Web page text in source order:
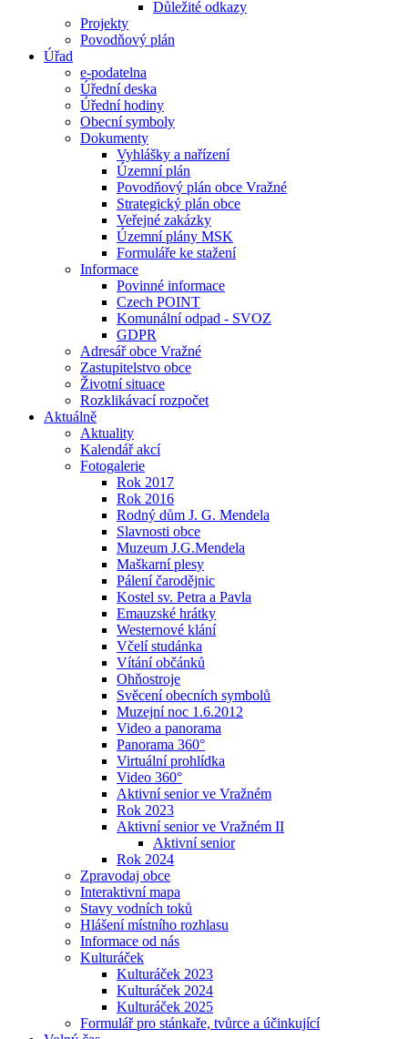
Důležité odkazy
Projekty
Povodňový plán
Úřad
e-podatelna
Úřední deska
Úřední hodiny
Obecní symboly
Dokumenty
Vyhlášky a nařízení
Územní plán
Povodňový plán obce Vražné
Strategický plán obce
Veřejné zakázky
Územní plány MSK
Formuláře ke stažení
Informace
Povinné informace
Czech POINT
Komunální odpad - SVOZ
GDPR
Adresář obce Vražné
Zastupitelstvo obce
Životní situace
Rozklikávací rozpočet
Aktuálně
Aktuality
Kalendář akcí
Fotogalerie
Rok 2017
Rok 2016
Rodný dům J. G. Mendela
Slavnosti obce
Muzeum J.G.Mendela
Maškarní plesy
Pálení čarodějnic
Kostel sv. Petra a Pavla
Emauzské hrátky
Westernové klání
Včelí studánka
Vítání občánků
Ohňostroje
Svěcení obecních symbolů
Muzejní noc 1.6.2012
Video a panorama
Panorama 360°
Virtuální prohlídka
Video 360°
Aktivní senior ve Vražném
Rok 2023
Aktivní senior ve Vražném II
Aktivní senior
Rok 2024
Zpravodaj obce
Interaktivní mapa
Stavy vodních toků
Hlášení místního rozhlasu
Informace od nás
Kulturáček
Kulturáček 2023
Kulturáček 2024
Kulturáček 2025
Formulář pro stánkaře, tvůrce a účinkující